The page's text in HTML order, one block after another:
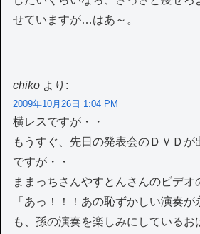
せていますが…はあ～。
chiko より:
2009年10月26日 1:04 PM
横レスですが・・
もうすぐ、先日の発表会のＤＶＤが
ですが・・
ままっちさんやすとんさんのビデオ
「あっ！！！あの恥ずかしい演奏
も、孫の演奏を楽しみにしているお